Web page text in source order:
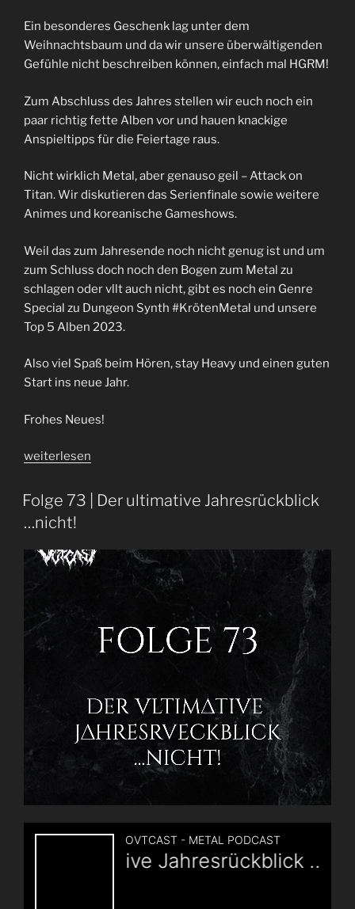
Ein besonderes Geschenk lag unter dem
Weihnachtsbaum und da wir unsere überwältigenden
Gefühle nicht beschreiben können, einfach mal HGRM!
Zum Abschluss des Jahres stellen wir euch noch ein
paar richtig fette Alben vor und hauen knackige
Anspieltipps für die Feiertage raus.
Nicht wirklich Metal, aber genauso geil – Attack on
Titan. Wir diskutieren das Serienfinale sowie weitere
Animes und koreanische Gameshows.
Weil das zum Jahresende noch nicht genug ist und um
zum Schluss doch noch den Bogen zum Metal zu
schlagen oder vllt auch nicht, gibt es noch ein Genre
Special zu Dungeon Synth #KrötenMetal und unsere
Top 5 Alben 2023.
Also viel Spaß beim Hören, stay Heavy und einen guten
Start ins neue Jahr.
Frohes Neues!
„HGRM!
Folge
weiterlesen
Folge 73 | Der ultimative Jahresrückblick
…nicht!